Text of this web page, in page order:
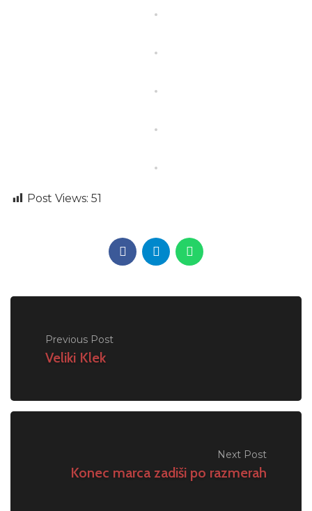
Post Views: 51
Previous Post
Veliki Klek
Next Post
Konec marca zadiši po razmerah